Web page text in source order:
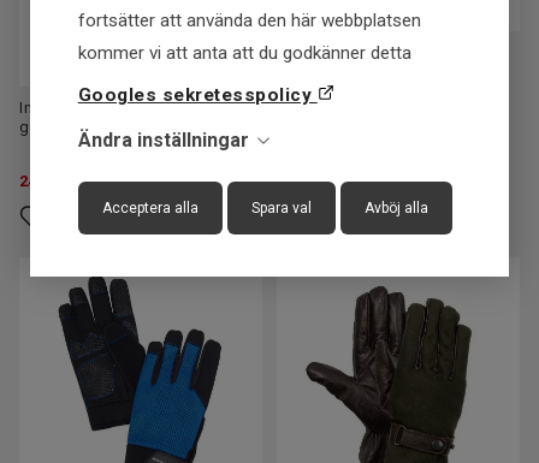
fortsätter att använda den här webbplatsen
kommer vi att anta att du godkänner detta
Googles sekretesspolicy
Ändra inställningar
Acceptera alla Spara val Avböj alla
Inuit Neoprenehandske "Ice
grip"- Storlek L
249 SEK
Batteri till Värme Vantar 7,4v
179 SEK